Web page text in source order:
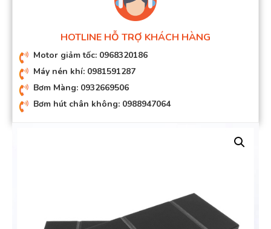
HOTLINE HỖ TRỢ KHÁCH HÀNG
Motor giảm tốc: 0968320186
Máy nén khí: 0981591287
Bơm Màng: 0932669506
Bơm hút chân không: 0988947064